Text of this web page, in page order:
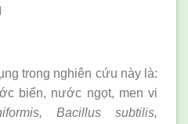
trong nghiên cứu này là:
biển, nước ngọt, men vi
Bacillus subtilis,